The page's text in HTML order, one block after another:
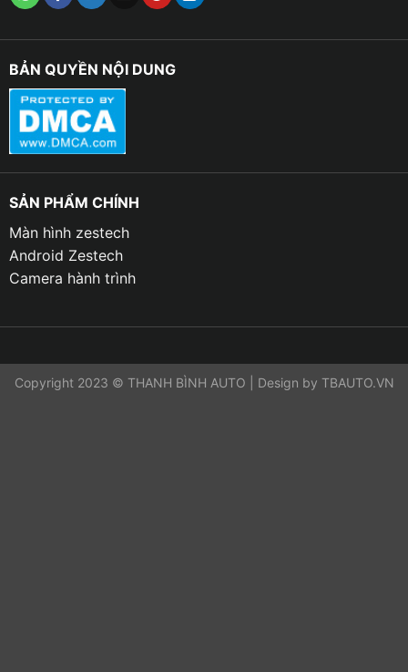
BẢN QUYỀN NỘI DUNG
SẢN PHẨM CHÍNH
Màn hình zestech
Android Zestech
Camera hành trình
Copyright 2023 © THANH BÌNH AUTO | Design by TBAUTO.VN